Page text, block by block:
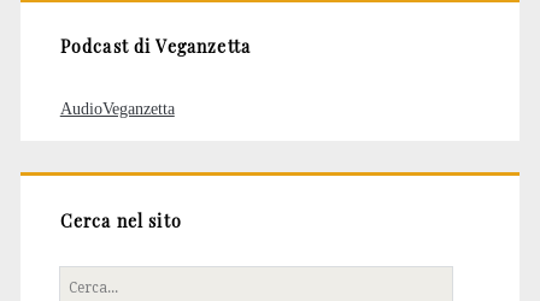
Podcast di Veganzetta
AudioVeganzetta
Cerca nel sito
Cerca